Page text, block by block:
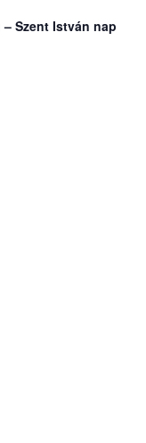
Szent István nap